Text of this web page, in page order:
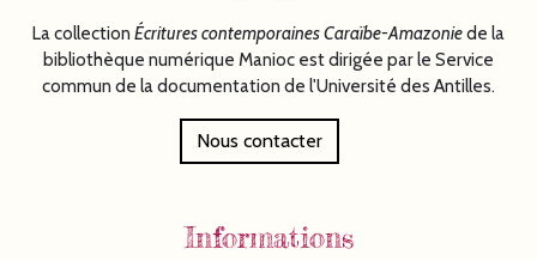
La collection Écriturescontemporaines Caraïbe-Amazoniede la
bibliothèque numérique Manioc est dirigée par le Service
commun de la documentation de l'Université des Antilles.
Nous contacter
Informations